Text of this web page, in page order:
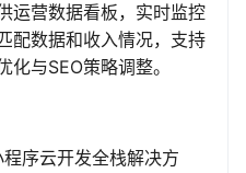
运营数据看板，实时监控
配数据和收入情况，支持
与SEO策略调整。
序云开发全栈解决方